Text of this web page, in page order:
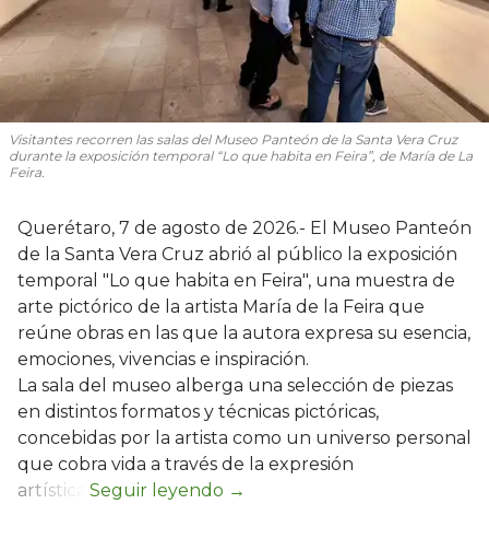
Visitantes recorren las salas del Museo Panteón de la Santa Vera Cruz
durante la exposición temporal “Lo que habita en Feira”, de María de La
Feira.
Querétaro, 7 de agosto de 2026.- El Museo Panteón
de la Santa Vera Cruz abrió al público la exposición
temporal "Lo que habita en Feira", una muestra de
arte pictórico de la artista María de la Feira que
reúne obras en las que la autora expresa su esencia,
emociones, vivencias e inspiración.
La sala del museo alberga una selección de piezas
en distintos formatos y técnicas pictóricas,
concebidas por la artista como un universo personal
que cobra vida a través de la expresión
artística.